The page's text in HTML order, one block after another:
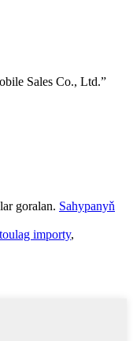
Sales Co., Ltd.”
goralan. Sahypanyň
importy,